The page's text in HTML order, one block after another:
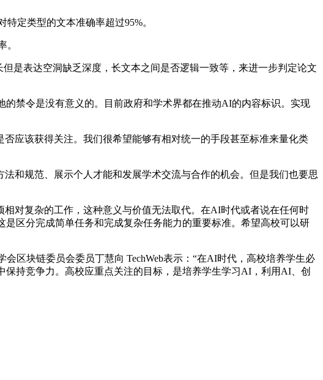
定类型的文本准确率超过95%。
。
表达空洞缺乏深度，长文本之间是否逻辑一致等，来进一步判定论文
禁令是没有意义的。目前政府和学术界都在推动AI的内容标识。实现
应该获得关注。我们很希望能够有相对统一的手段甚至标准来量化类
规范、展示个人才能和发展学术交流与合作的机会。但是我们也要思
对复杂的工作，这种意义与价值无法取代。在AI时代或者说在任何时
区分完成简单任务和完成复杂任务能力的重要标准。希望高校可以研
块链委员会委员丁慧向 TechWeb表示：“在AI时代，高校培养学生必
持竞争力。高校应重点关注的目标，是培养学生学习AI，利用AI、创